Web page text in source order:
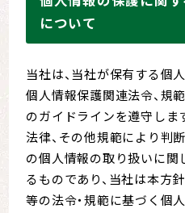
について
当社は、当社が保有する個
個人情報保護関連法令、規
のガイドラインを遵守しま
法律、その他規範により判
の個人情報の取り扱いに関
るものであり、当社は本方
等の法令・規範に基づく個